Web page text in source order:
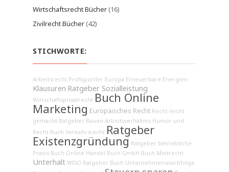
Wirtschaftsrecht Bücher(16)
Zivilrecht Bücher(42)
STICHWORTE:
Arbeitsrecht Profisportler Europa Erneuerbare Energien
Klausuren Ratgeber Sozialleistung
Wirtschaftsprivatrecht Buch Online
Marketing Europäisches Recht Recht leicht
gemacht Ratgeber Bauen Arbeitsverhältnis Humor und
Recht Buch Verkehrsrecht Ratgeber
Existenzgründung Ratgeber betriebliche
Praxis Buch Online Handel Buch GmbH Buch Mietrecht
Unterhalt WISO Ratgeber Buch Unternehmensnachfolge